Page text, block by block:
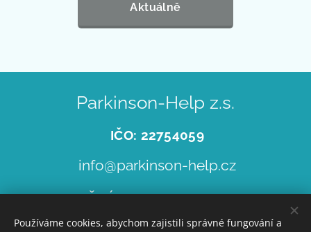
Aktuálně
Parkinson-Help z.s.
IČO: 22754059
info@parkinson-help.cz
č. ú.
Používáme cookies, abychom zajistili správné fungování a